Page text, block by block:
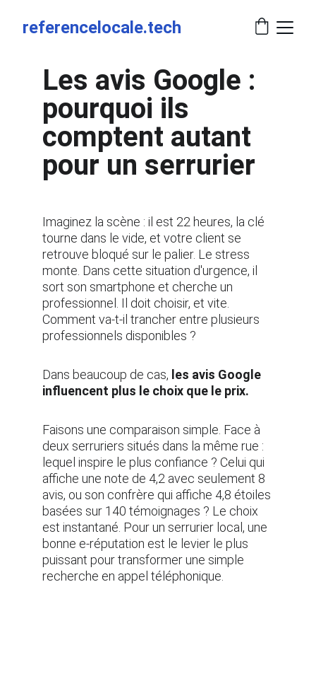
referencelocale.tech
Les avis Google :
pourquoi ils
comptent autant
pour un serrurier
Imaginez la scène : il est 22 heures, la clé
tourne dans le vide, et votre client se
retrouve bloqué sur le palier. Le stress
monte. Dans cette situation d'urgence, il
sort son smartphone et cherche un
professionnel. Il doit choisir, et vite.
Comment va-t-il trancher entre plusieurs
professionnels disponibles ?
Dans beaucoup de cas, les avis Google
influencent plus le choix que le prix.
Faisons une comparaison simple. Face à
deux serruriers situés dans la même rue :
lequel inspire le plus confiance ? Celui qui
affiche une note de 4,2 avec seulement 8
avis, ou son confrère qui affiche 4,8 étoiles
basées sur 140 témoignages ? Le choix
est instantané. Pour un serrurier local, une
bonne e-réputation est le levier le plus
puissant pour transformer une simple
recherche en appel téléphonique.